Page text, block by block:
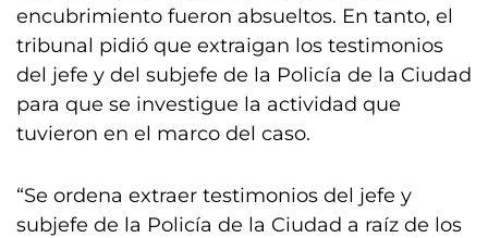
encubrimiento fueron absueltos. En tanto, el
tribunal pidió que extraigan los testimonios
del jefe y del subjefe de la Policía de la Ciudad
para que se investigue la actividad que
tuvieron en el marco del caso.
“Se ordena extraer testimonios del jefe y
subjefe de la Policía de la Ciudad a raíz de los